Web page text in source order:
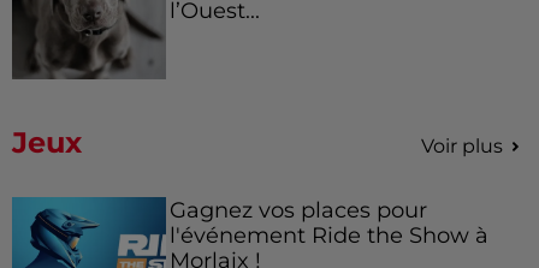
l’Ouest...
Jeux Voir plus
Gagnez vos places pour
l'événement Ride the Show à
Morlaix !